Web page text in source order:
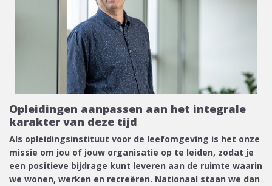
Opleidingen aanpassen aan het integrale
karakter van deze tijd
Als opleidingsinstituut voor de leefomgeving is het onze
missie om jou of jouw organisatie op te leiden, zodat je
een positieve bijdrage kunt leveren aan de ruimte waarin
we wonen, werken en recreëren. Nationaal staan we dan